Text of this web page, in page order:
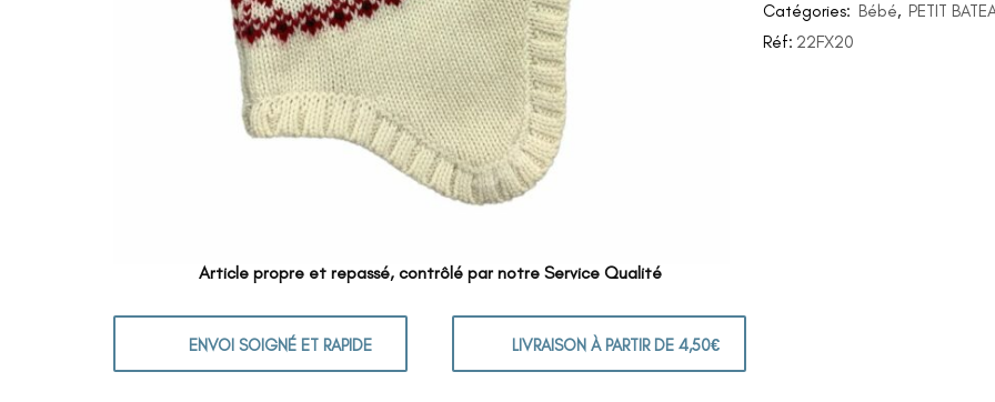
Catégories: Bébé, PETIT
Réf: 22FX20
Article propre et repassé, contrôlé par notre Service Qualité
ENVOI SOIGNÉ ET RAPIDE LIVRAISON À PARTIR DE 4,50€